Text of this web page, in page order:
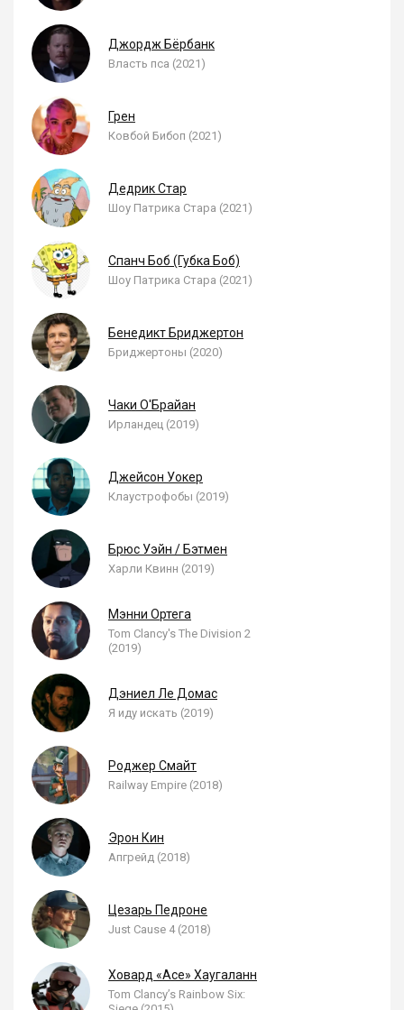
Джордж Бёрбанк
Власть пса (2021)
Грен
Ковбой Бибоп (2021)
Дедрик Стар
Шоу Патрика Стара (2021)
Спанч Боб (Губка Боб)
Шоу Патрика Стара (2021)
Бенедикт Бриджертон
Бриджертоны (2020)
Чаки О'Брайан
Ирландец (2019)
Джейсон Уокер
Клаустрофобы (2019)
Брюс Уэйн / Бэтмен
Харли Квинн (2019)
Мэнни Ортега
Tom Clancy's The Division 2
(2019)
Дэниел Ле Домас
Я иду искать (2019)
Роджер Смайт
Railway Empire (2018)
Эрон Кин
Апгрейд (2018)
Цезарь Педроне
Just Cause 4 (2018)
Ховард «Ace» Хаугаланн
Tom Clancy’s Rainbow Six: